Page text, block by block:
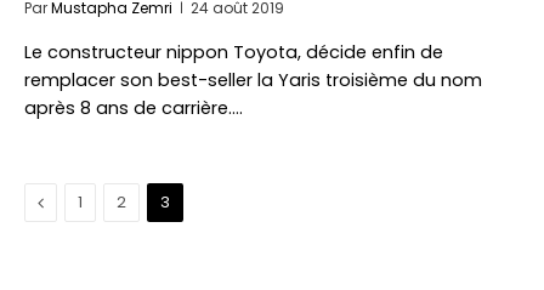
ParMustapha Zemri 24 août 2019
Le constructeur nippon Toyota, décide enfin de
remplacer son best-seller la Yaris troisième du nom
après 8 ans de carrière.…
Précédent
1 2 3